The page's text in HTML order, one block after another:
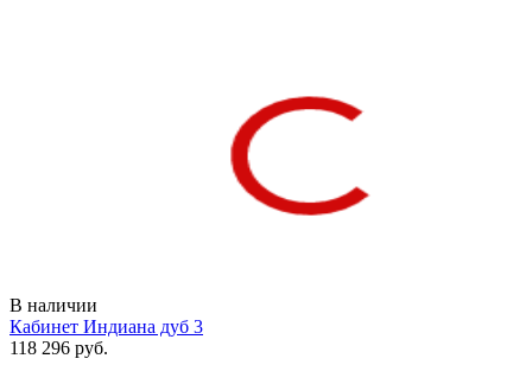
В наличии
Кабинет Индиана дуб 3
118 296 руб.